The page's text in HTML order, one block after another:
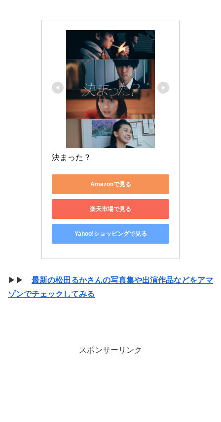
決まった？
Amazonで見る
楽天市場で見る
Yahoo!ショッピングで見る
▶▶ 最新の松田るかさんの写真集や出演作品などをアマ
ゾンでチェックしてみる
スポンサーリンク